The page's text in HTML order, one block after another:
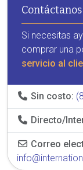
Contáctanos
Si necesitas
comprar una
servicio al
Sin costo:
Directo/
Correo